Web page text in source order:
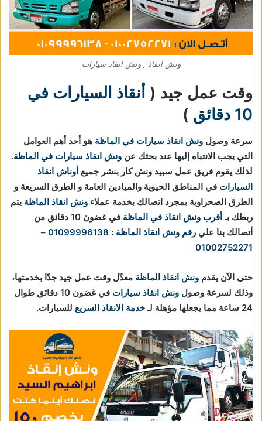
ونش انقاذ , ونش انقاذ سيارات
وقت عمل جيد ( أنقاذ السيارات في
10 دقائق
)
سرعة وصول ونش انقاذ سيارات في الماظة هو أحد أهم العوامل
التي يجب الانتباه إليها عند بحثك عن ونش انقاذ سيارات في الماظة.
لذلك يقوم فريق عمل سبيد ونش كار بنشر جميع أوناش انقاذ
السيارات في المناطق الحيوية والميادين العامة و الطرق السريعة و
الطرق الصحراوية بمجرد اتصالك بخدمة عملاء ونش انقاذ الماظة يتم
ربطك بـأقرب ونش انقاذ في الماظة
في غضون 10 دقائق من
أتصالك بنا علي رقم ونش انقاذ الماظة :
01099996138
–
01002752271
حتى الآن يقدم ونش انقاذ الماظة معدّل وقت عمل جيد جدًا بخدمتها،
وذلك لسرعة وصول ونش انقاذ سيارات
في غضون 10 دقائق طوال
24 ساعة مما يجعلها مؤهلة لـ
خدمة الانقاذ السريع للسيارات.